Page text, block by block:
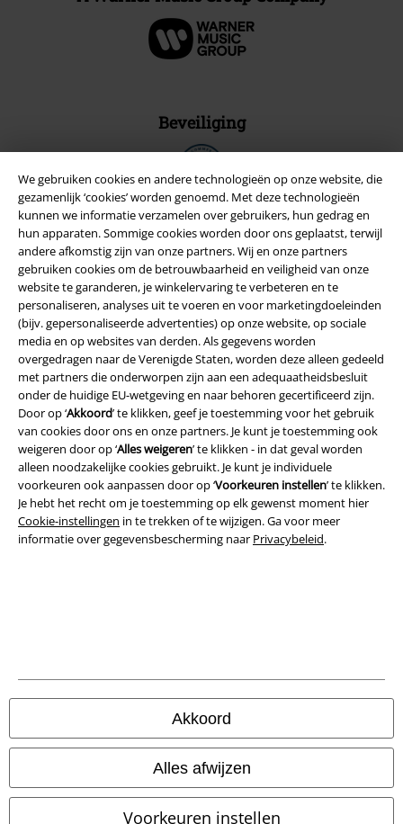
We gebruiken cookies en andere technologieën op onze website, die
gezamenlijk ‘cookies’ worden genoemd. Met deze technologieën
kunnen we informatie verzamelen over gebruikers, hun gedrag en
hun apparaten. Sommige cookies worden door ons geplaatst, terwijl
andere afkomstig zijn van onze partners. Wij en onze partners
gebruiken cookies om de betrouwbaarheid en veiligheid van onze
website te garanderen, je winkelervaring te verbeteren en te
personaliseren, analyses uit te voeren en voor marketingdoeleinden
(bijv. gepersonaliseerde advertenties) op onze website, op sociale
media en op websites van derden. Als gegevens worden
overgedragen naar de Verenigde Staten, worden deze alleen gedeeld
met partners die onderworpen zijn aan een adequaatheidsbesluit
onder de huidige EU-wetgeving en naar behoren gecertificeerd zijn.
Door op ‘Akkoord’ te klikken, geef je toestemming voor het gebruik
van cookies door ons en onze partners. Je kunt je toestemming ook
weigeren door op ‘Alles weigeren’ te klikken - in dat geval worden
alleen noodzakelijke cookies gebruikt. Je kunt je individuele
voorkeuren ook aanpassen door op ‘Voorkeuren instellen’ te klikken.
Je hebt het recht om je toestemming op elk gewenst moment hier
Cookie-instellingen in te trekken of te wijzigen. Ga voor meer
informatie over gegevensbescherming naar Privacybeleid.
Akkoord
Alles afwijzen
Voorkeuren instellen
Beveiliging
Legal
Algemene Voorwaarden
Bedrijfsgegevens
Privacyverklaring
Verklaring van conformiteit
Alle prijzen incl.wettelijke BTW
© 1986-2026 Large Popmerchandising BV